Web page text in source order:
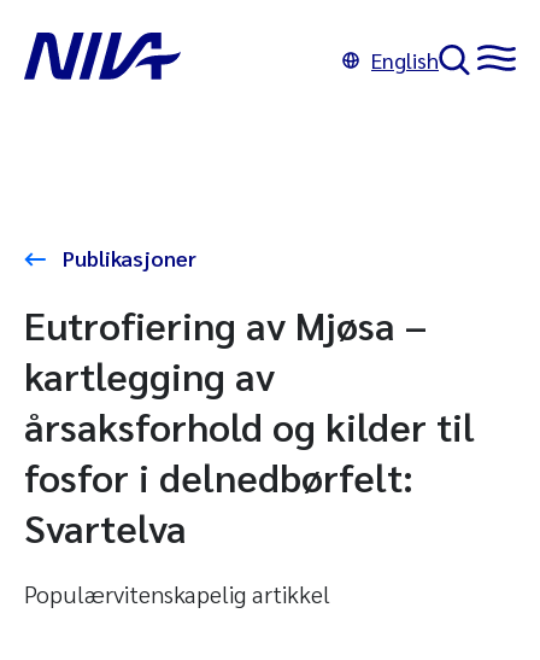
English
Publikasjoner
Eutrofiering av Mjøsa –
kartlegging av
årsaksforhold og kilder til
fosfor i delnedbørfelt:
Svartelva
Populærvitenskapelig artikkel